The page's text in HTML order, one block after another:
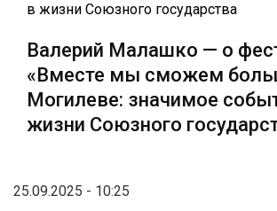
в жизни Союзного государства
Валерий Малашко — о
«Вместе мы сможем
Могилеве: значимое
жизни Союзного
25.09.2025 - 10:25